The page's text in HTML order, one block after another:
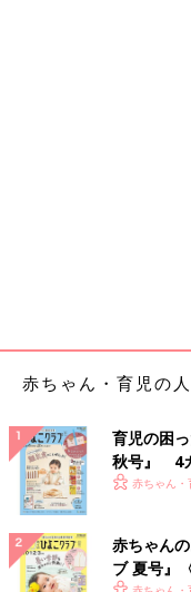
赤ちゃん・育児の
育児の困
秋号』 4
いっぱい！
赤ちゃん・
赤ちゃん
ブ 夏号』